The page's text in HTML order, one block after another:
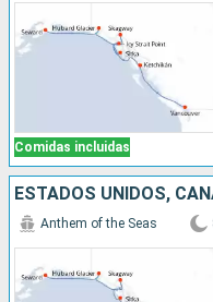
Comidas incluidas
ESTADOS UNIDOS,
Anthem of the Seas